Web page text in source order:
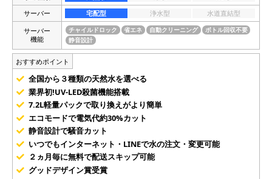
サーバー
宅配型 浄水型
水道直結型
サーバー
機能
チャイルドロック 省エネ 自動クリーニング
ボトル回収不要
静音設計
おすすめポイント
全国から３種類の天然水を選べる
業界初!UV-LED殺菌機能搭載
7.2L軽量パックで取り換えがより簡単
エコモードで電気代約30%カット
静音設計で騒音カット
いつでもインターネット・LINEで水の注文・変更可能
２ヵ月毎に無料で配送スキップ可能
グッドデザイン賞受賞